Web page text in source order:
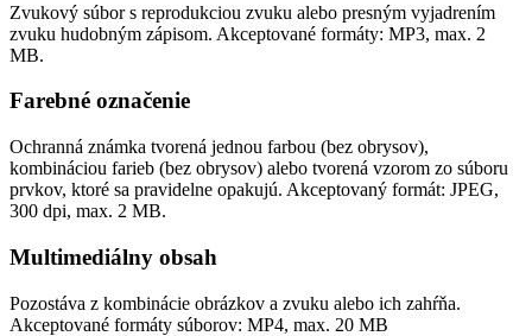
Zvukový súbor s reprodukciou zvuku alebo presným vyjadrením
zvuku hudobným zápisom. Akceptované formáty: MP3, max. 2
MB.
Farebné označenie
Ochranná známka tvorená jednou farbou (bez obrysov),
kombináciou farieb (bez obrysov) alebo tvorená vzorom zo súboru
prvkov, ktoré sa pravidelne opakujú. Akceptovaný formát: JPEG,
300 dpi, max. 2 MB.
Multimediálny obsah
Pozostáva z kombinácie obrázkov a zvuku alebo ich zahŕňa.
Akceptované formáty súborov: MP4, max. 20 MB